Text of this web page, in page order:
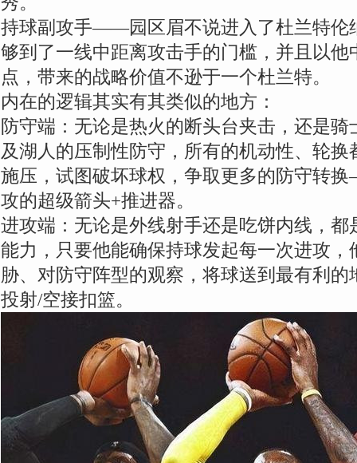
持球副攻手——园区眉不说进入了杜兰特伦
够到了一线中距离攻击手的门槛，并且以
点，带来的战略价值不逊于一个杜兰特。
内在的逻辑其实有其类似的地方：
防守端：无论是热火的断头台夹击，还是
及湖人的压制性防守，所有的机动性、轮
施压，试图破坏球权，争取更多的防守转
攻的超级箭头+推进器。
进攻端：无论是外线射手还是吃饼内线，
能力，只要他能确保持球发起每一次进攻，
胁、对防守阵型的观察，将球送到最有利
投射/空接扣篮。